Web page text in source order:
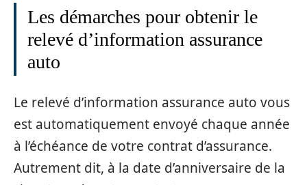
Les démarches pour obtenir le
relevé d’information assurance
auto
Le relevé d’information assurance auto vous
est automatiquement envoyé chaque année
à l’échéance de votre contrat d’assurance.
Autrement dit, à la date d’anniversaire de la